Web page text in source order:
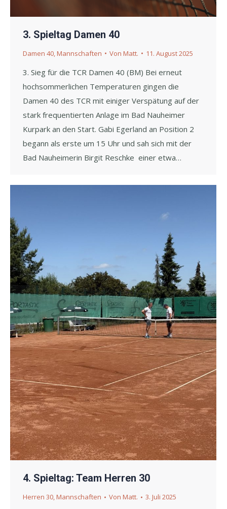
3. Spieltag Damen 40
Damen 40,Mannschaften Von Matt. 11. August 2025
3. Sieg für die TCR Damen 40 (BM) Bei erneut
hochsommerlichen Temperaturen gingen die
Damen 40 des TCR mit einiger Verspätung auf der
stark frequentierten Anlage im Bad Nauheimer
Kurpark an den Start. Gabi Egerland an Position 2
begann als erste um 15 Uhr und sah sich mit der
Bad Nauheimerin Birgit Reschke einer etwa…
4. Spieltag: Team Herren 30
Herren 30,Mannschaften Von Matt. 3. Juli 2025